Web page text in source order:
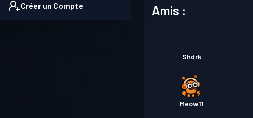
Créer un Compte Amis :
Shdrk
Meow11